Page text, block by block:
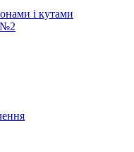
і кутами
№2